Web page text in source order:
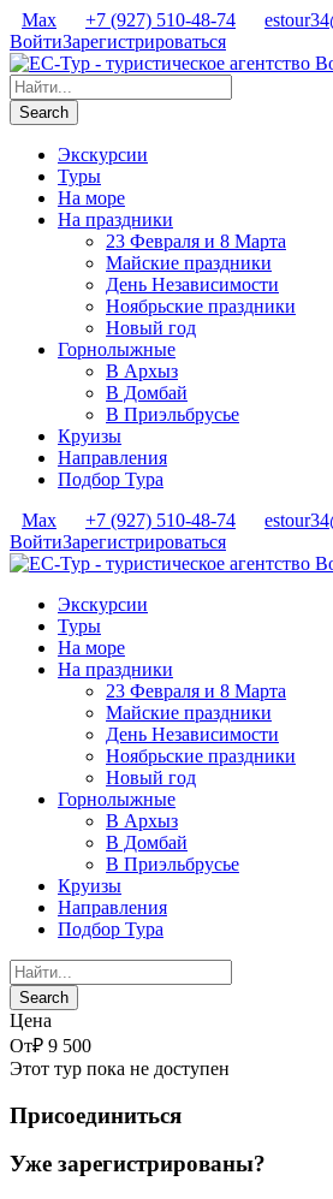
Max +7 (927) 510-48-74
ВойтиЗарегистрироваться
Экскурсии
Туры
На море
На праздники
23 Февраля и 8 Марта
Майские праздники
День Независимости
Ноябрьские праздники
Новый год
Горнолыжные
В Архыз
В Домбай
В Приэльбрусье
Круизы
Направления
Подбор Тура
Max
+7 (927) 510-48-74
ВойтиЗарегистрироваться
Экскурсии
Туры
На море
На праздники
23 Февраля и 8 Марта
Майские праздники
День Независимости
Ноябрьские праздники
Новый год
Горнолыжные
В Архыз
В Домбай
В Приэльбрусье
Круизы
Направления
Подбор Тура
Цена
От₽ 9 500
Этот тур пока не доступен
Присоединиться
Уже зарегистрированы?